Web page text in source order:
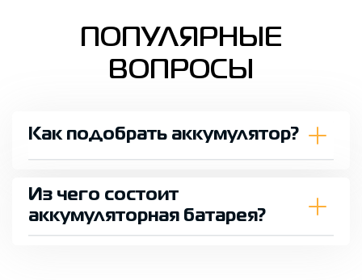
ПОПУЛЯРНЫЕ
ВОПРОСЫ
Как подобрать аккумулятор?
Из чего состоит
аккумуляторная батарея?